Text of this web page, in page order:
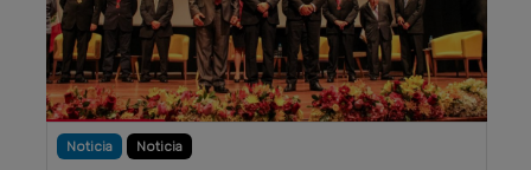
Noticia Noticia